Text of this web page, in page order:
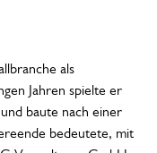
als
Jahren spielte er
baute nach einer
bedeutete, mit